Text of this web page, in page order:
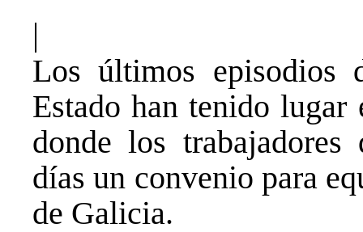
|
Los últimos episodios
Estado han tenido
donde los
días un convenio para
de Galicia.